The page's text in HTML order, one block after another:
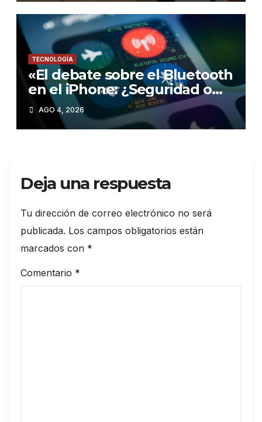
TECNOLOGÍA
«El debate sobre el Bluetooth
en el iPhone: ¿Seguridad o
comodidad?»
AGO 4, 2026
Deja una respuesta
Tu dirección de correo electrónico no será
publicada. Los campos obligatorios están
marcados con *
Comentario *